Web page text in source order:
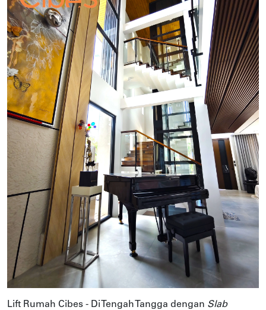
Lift Rumah Cibes - Di Tengah Tangga dengan Slab